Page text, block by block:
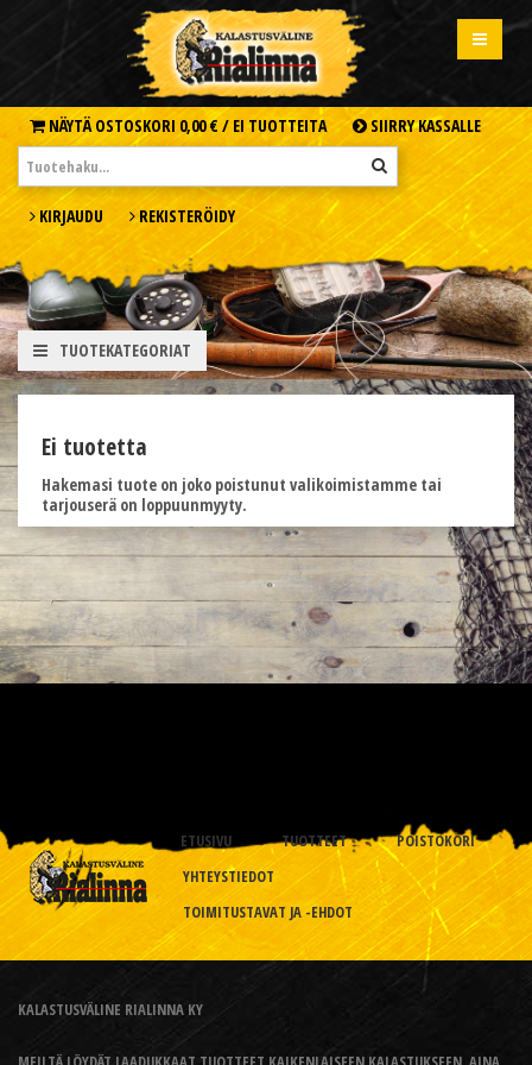
NÄYTÄ OSTOSKORI 0,00 € / EI TUOTTEITA SIIRRY KASSALLE
KIRJAUDU REKISTERÖIDY
TUOTEKATEGORIAT
Ei tuotetta
Hakemasi tuote on joko poistunut valikoimistamme tai
tarjouserä on loppuunmyyty.
ETUSIVU TUOTTEET
POISTOKORI
YHTEYSTIEDOT
TOIMITUSTAVAT JA -EHDOT
KALASTUSVÄLINE RIALINNA KY